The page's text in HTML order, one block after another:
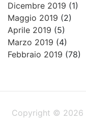
Dicembre 2019 (1)
Maggio 2019 (2)
Aprile 2019 (5)
Marzo 2019 (4)
Febbraio 2019 (78)
Copyright © 2026